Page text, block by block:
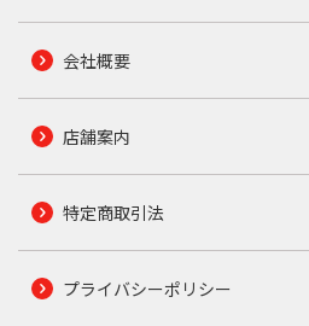
会社概要
店舗案内
特定商取引法
プライバシーポリシー